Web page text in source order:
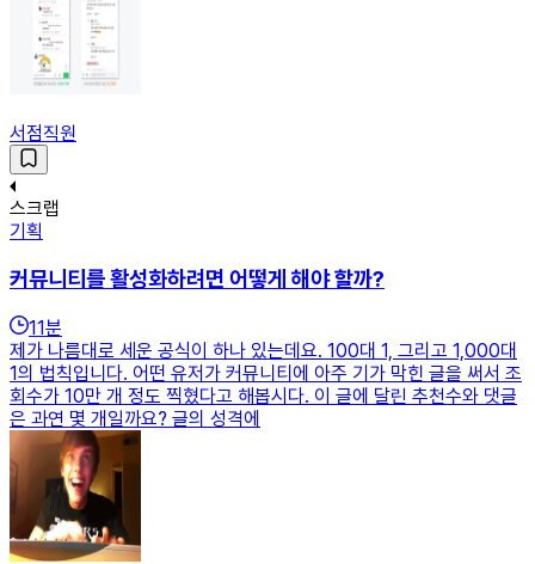
서점직원
스크랩
기획
커뮤니티를 활성화하려면 어떻게 해야 할까?
11분
제가 나름대로 세운 공식이 하나 있는데요. 100대 1, 그리고 1,000대
1의 법칙입니다. 어떤 유저가 커뮤니티에 아주 기가 막힌 글을 써서 조
회수가 10만 개 정도 찍혔다고 해봅시다. 이 글에 달린 추천수와 댓글
은 과연 몇 개일까요? 글의 성격에